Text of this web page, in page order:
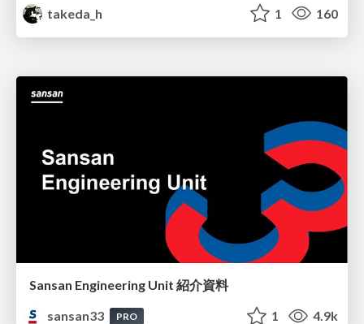
takeda_h
1 160
Sansan Engineering Unit 紹介資料
sansan33
PRO 1 4.9k